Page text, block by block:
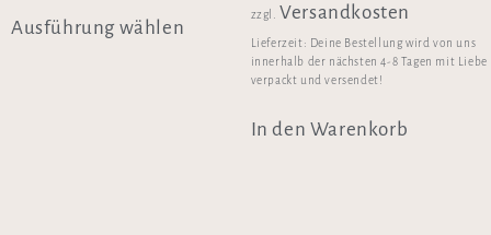
Ausführung wählen
zzgl. Versandkosten
Lieferzeit: Deine Bestellung wird von uns
innerhalb der nächsten 4-8 Tagen mit Liebe
verpackt und versendet!
In den Warenkorb